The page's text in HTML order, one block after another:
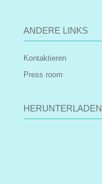
ANDERE LINKS
Kontaktieren
Press room
HERUNTERLADEN